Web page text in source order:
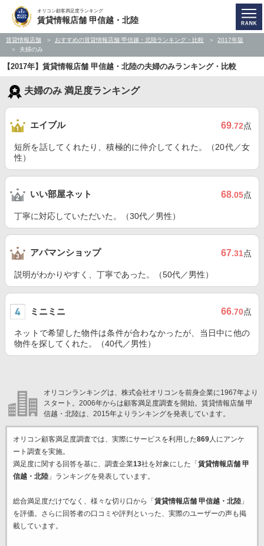
オリコン顧客満足度ランキング
賃貸情報店舗 甲信越・北陸
賃貸情報店舗 おすすめの賃貸情報店舗 甲信越・北陸ランキング・比較
2017年版
夫婦のみ
【2017年】賃貸情報店舗 甲信越・北陸の夫婦のみランキング・比較
夫婦のみ 満足度ランキング
エイブル 69.72点
短所を話してくれたり、積極的に仲介してくれた。（20代／女
性）
いい部屋ネット 68.05点
丁寧に対応していただいた。（30代／男性）
アパマンショップ 67.31点
説明がわかりやすく、丁寧であった。（50代／男性）
ミニミニ 66.70点
ネットで希望した物件は条件が合わなかったが、当日中に他の
物件を探してくれた。（40代／男性）
オリコンランキングは、株式会社オリコンを前身企業に1967年より
スタート。2006年からは顧客満足度調査を開始。賃貸情報店舗 甲
信越・北陸は、2015年よりランキングを発表しています。
オリコン顧客満足度調査では、実際にサービスを利用した869人にアンケ
ート調査を実施。
満足度に関する回答を基に、調査企業13社を対象にした「 賃貸情報店舗 甲
信越・北陸」ランキングを発表しています。
総合満足度だけでなく、様々な切り口から「 賃貸情報店舗 甲信越・北陸」
を評価。さらに回答者の口コミや評判といった、実際のユーザーの声も掲
載しています。